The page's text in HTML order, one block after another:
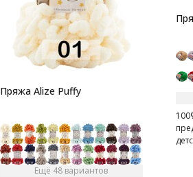
Пряжа Alize Puffy
Ещё 48 вариантов